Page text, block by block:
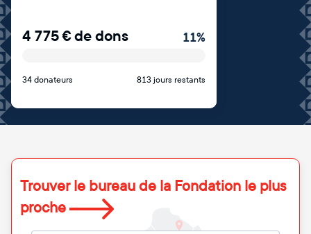
4 775€de dons 11%
34 donateurs 813 jours restants
Trouver le bureau de la Fondation le plus
proche